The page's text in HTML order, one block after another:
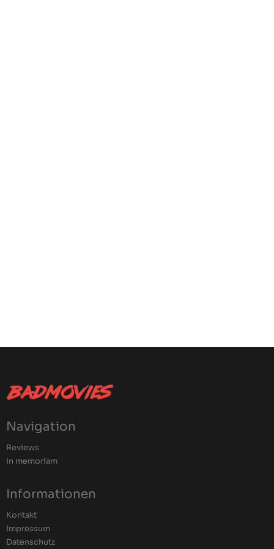
Navigation
Reviews
In memoriam
Informationen
Kontakt
Impressum
Datenschutz